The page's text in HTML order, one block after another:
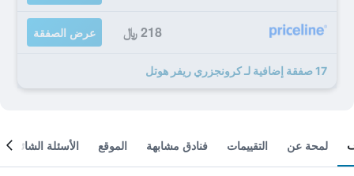
218 ﷼ عرض الصفقة
17 صفقة إضافية لـ كرونجزري ريفر هوتل
لمحة عن التقييمات فنادق مشابهة الموقع الأسئلة الشائعة